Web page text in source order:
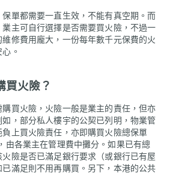
單都需要一直生效，不能有真空期。而
主可自行選擇是否需要買火險，不過一
修費用龐大，一份每年數千元保費的火
。
買火險？
購買火險，火險一般是業主的責任，但亦
，部分私人樓宇的公契已列明，物業管
上買火險責任，亦即購買火險總保單
由各業主在管理費中攤分。如果已有總
險是否已滿足銀行要求（或銀行已有屋
滿足則不用再購買。另下，本港的公共